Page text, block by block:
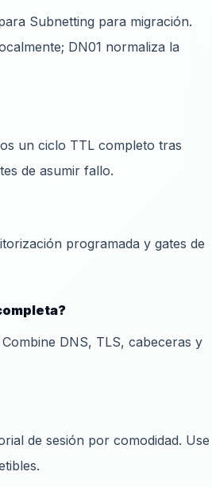
Subnetting para migración.
DN01 normaliza la
un ciclo TTL completo tras
de asumir fallo.
programada y gates de
DNS, TLS, cabeceras y
de sesión por comodidad. Use